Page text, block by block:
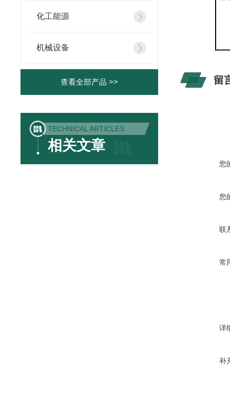
化工能源
机械设备
查看全部产品 >>
TECHNICAL ARTICLES
相关文章
留
您
您
联
常
详
补